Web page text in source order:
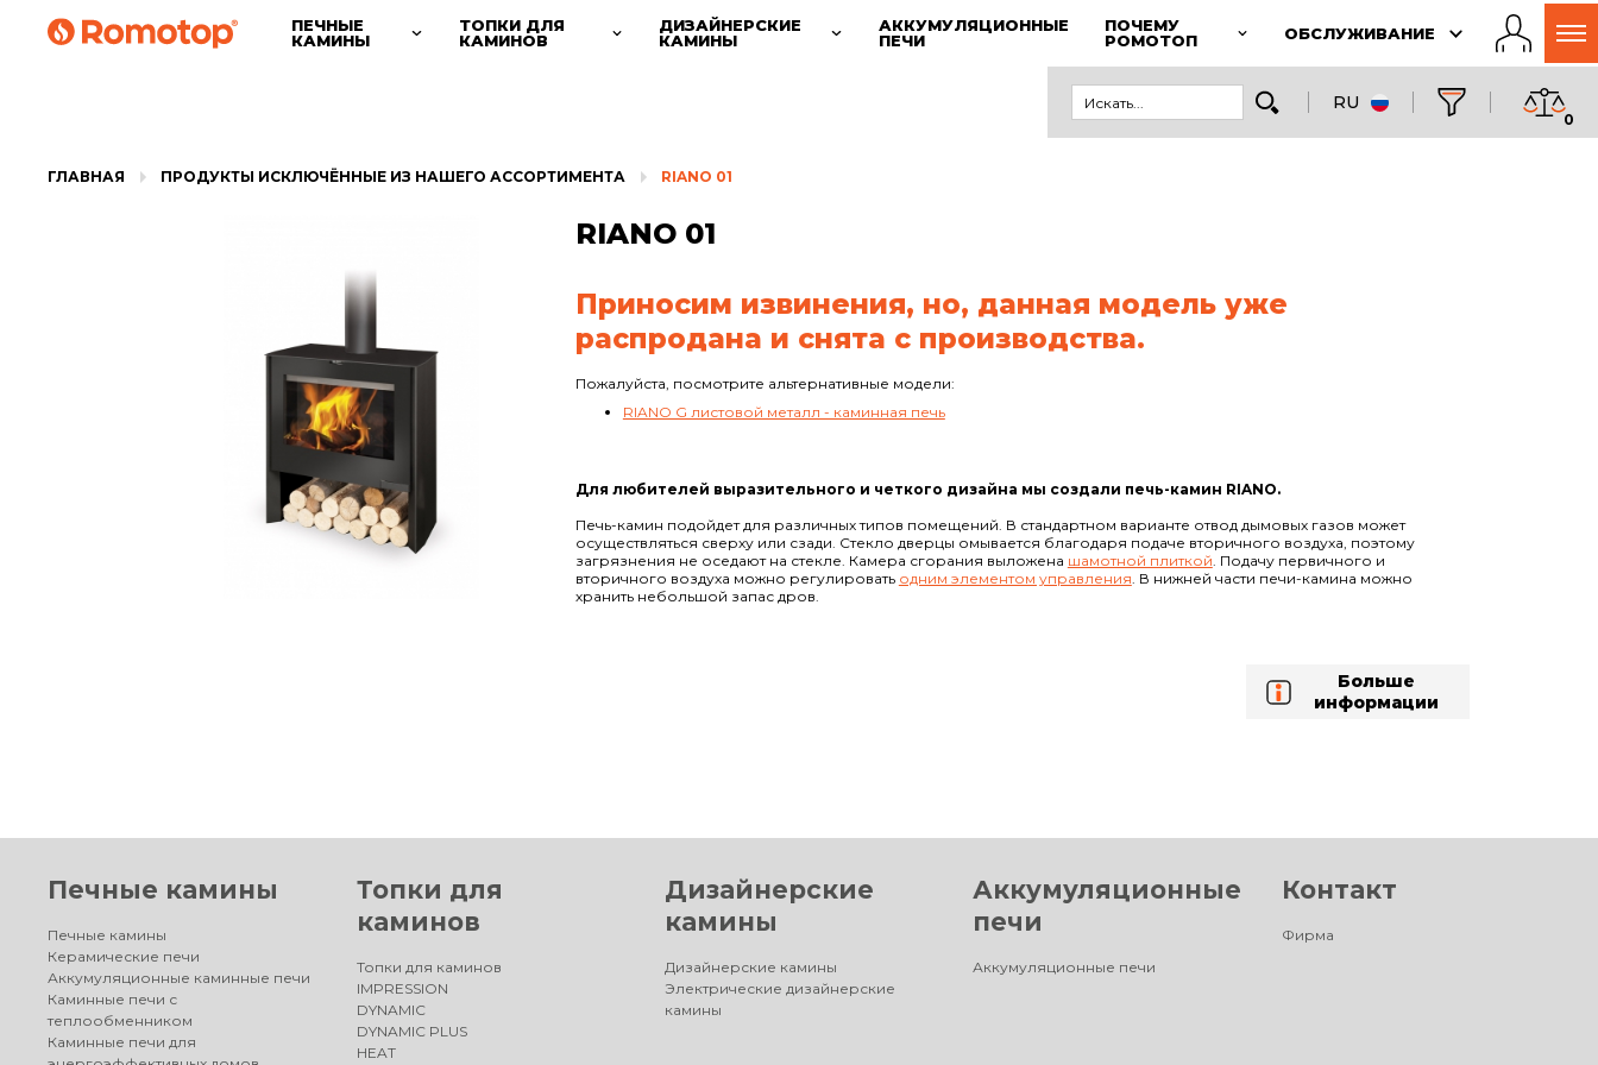
ПЕЧНЫЕ
КАМИНЫ
ТОПКИ ДЛЯ
КАМИНОВ
ДИЗАЙНЕРСКИЕ
КАМИНЫ
АККУМУЛЯЦИОННЫЕ
ПЕЧИ
ПОЧЕМУ
РОМОТОП
ОБСЛУЖИВАНИЕ
RU
0
ГЛАВНАЯ ПРОДУКТЫ ИСКЛЮЧЁННЫЕ ИЗ НАШЕГО АССОРТИМЕНТА RIANO 01
RIANO 01
Приносим извинения, но, данная модель уже
распродана и снята с производства.
Пожалуйста, посмотрите альтернативные модели:
RIANO G листовой металл - каминная печь
Для любителей выразительного и четкого дизайна мы создали печь-камин RIANO.
Печь-камин подойдет для различных типов помещений. В стандартном варианте отвод дымовых газов может
осуществляться сверху или сзади. Стекло дверцы омывается благодаря подаче вторичного воздуха, поэтому
загрязнения не оседают на стекле. Камера сгорания выложена шамотной плиткой. Подачу первичного и
вторичного воздуха можно регулировать одним элементом управления. В нижней части печи-камина можно
хранить небольшой запас дров.
Больше
информации
Печные камины
Печные камины
Керамические печи
Аккумуляционные каминные печи
Каминные печи с
теплообменником
Каминные печи для
Топки для
каминов
Топки для каминов
IMPRESSION
DYNAMIC
DYNAMIC PLUS
HEAT
Дизайнерские
камины
Дизайнерские камины
Электрические дизайнерские
камины
Аккумуляционные
печи
Аккумуляционные печи
Контакт
Фирма